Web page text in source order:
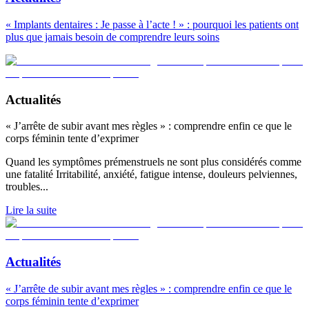
« Implants dentaires : Je passe à l’acte ! » : pourquoi les patients ont
plus que jamais besoin de comprendre leurs soins
Actualités
« J’arrête de subir avant mes règles » : comprendre enfin ce que le
corps féminin tente d’exprimer
Quand les symptômes prémenstruels ne sont plus considérés comme
une fatalité Irritabilité, anxiété, fatigue intense, douleurs pelviennes,
troubles...
Lire la suite
Actualités
« J’arrête de subir avant mes règles » : comprendre enfin ce que le
corps féminin tente d’exprimer